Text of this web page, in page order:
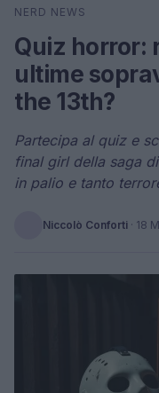
Cerca
NERD NEWS
Quiz horror:
ultime
the 13th?
Partecipa al quiz e
final girl della saga
in palio e tanto
Niccolò Conforti · 18